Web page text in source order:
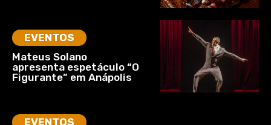
EVENTOS
Mateus Solano
apresenta espetáculo “O
Figurante” em Anápolis
EVENTOS